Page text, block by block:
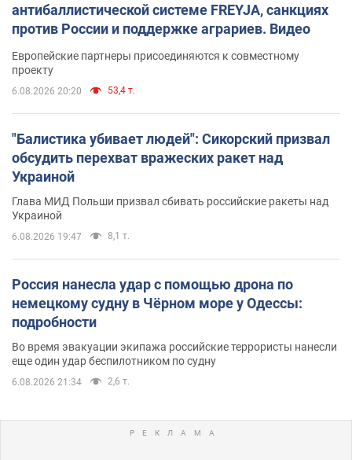
антибаллистической системе FREYJA, санкциях
против России и поддержке аграриев. Видео
Европейские партнеры присоединяются к совместному
проекту
6.08.2026 20:20 53,4 т.
"Балистика убивает людей": Сикорский призвал
обсудить перехват вражеских ракет над
Украиной
Глава МИД Польши призвал сбивать российские ракеты над
Украиной
6.08.2026 19:47 8,1 т.
Россия нанесла удар с помощью дрона по
немецкому судну в Чёрном море у Одессы:
подробности
Во время эвакуации экипажа российские террористы нанесли
еще один удар беспилотником по судну
6.08.2026 21:34 2,6 т.